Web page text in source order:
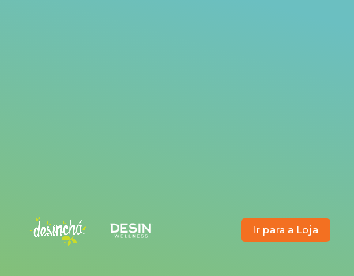
Ir para a Loja